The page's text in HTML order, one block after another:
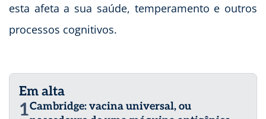
esta afeta a sua saúde, temperamento e outros
processos cognitivos.
Em alta
1Cambridge: vacina universal, ou